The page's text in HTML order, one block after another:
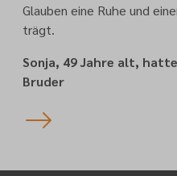
Glauben eine Ruhe und
trägt.
Sonja, 49 Jahre alt,
Bruder